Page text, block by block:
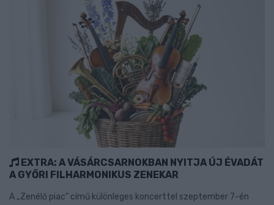
EXTRA: A VÁSÁRCSARNOKBAN NYITJA ÚJ ÉVADÁT
A GYŐRI FILHARMONIKUS ZENEKAR
A „Zenélő piac” című különleges koncerttel szeptember 7-én